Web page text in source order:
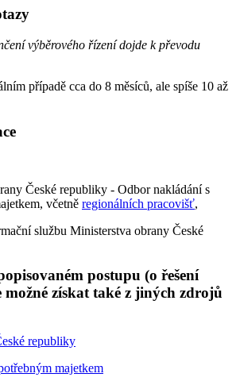
výběrového řízení dojde k převodu
případě cca do 8 měsíců, ale spíše 10 až
České republiky - Odbor nakládání s
včetně regionálních pracovišť,
službu Ministerstva obrany České
postupu (o řešení
možné získat také z jiných zdrojů
republiky
majetkem